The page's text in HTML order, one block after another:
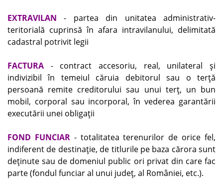
EXTRAVILAN - partea din unitatea administrativ-
teritorială cuprinsă în afara intravilanului, delimitată
cadastral potrivit legii
FACTURA - contract accesoriu, real, unilateral şi
indivizibil în temeiul căruia debitorul sau o terţă
persoană remite creditorului sau unui terţ, un bun
mobil, corporal sau incorporal, în vederea garantării
executării unei obligaţii
FOND FUNCIAR- totalitatea terenurilor de orice fel,
indiferent de destinaţie, de titlurile pe baza cărora sunt
deţinute sau de domeniul public ori privat din care fac
parte (fondul funciar al unui judeţ, al României, etc.).